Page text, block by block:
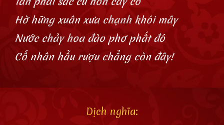
Hờ hững xuân xưa chạnh khói mây
Nước chảy hoa đào phơ phất đó
Cố nhân hầu rượu chẳng còn đây!
Dịch nghĩa: